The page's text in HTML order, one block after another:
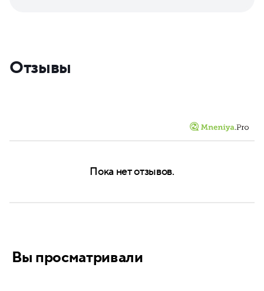
Отзывы
Пока нет отзывов.
Вы просматривали